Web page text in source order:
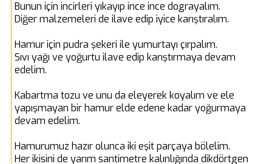
Bunun için incirleri yıkayıp ince ince dograyalım.
Diğer malzemeleri de ilave edip iyice karıştıralım.
Hamur için pudra şekeri ile yumurtayı çırpalım.
Sıvı yağı ve yoğurtu ilave edip karıştırmaya devam
edelim.
Kabartma tozu ve unu da eleyerek koyalım ve ele
yapışmayan bir hamur elde edene kadar yoğurmaya
devam edelim.
Hamurumuz hazır olunca iki eşit parçaya bölelim.
Her ikisini de yarım santimetre kalınlığında dikdörtgen